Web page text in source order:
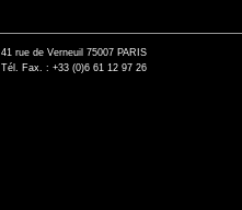
41 rue de Verneuil 75007 PARIS
Tél. Fax. : +33 (0)6 61 12 97 26